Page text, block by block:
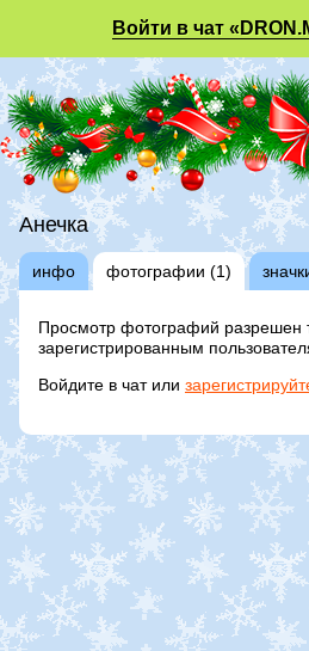
Войти в чат
Анечка
инфо фотографии (1)
Просмотр фотографий разрешен
зарегистрированным
Войдите в чат или